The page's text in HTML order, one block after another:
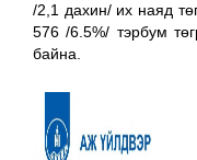
/2,1 дахин/ их наяд
576 /6.5%/ тэрбум
байна.